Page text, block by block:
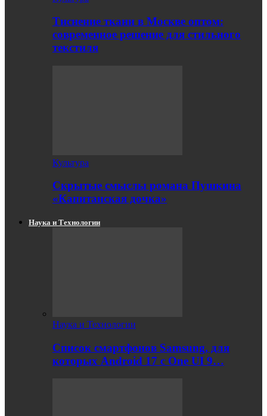
Тиснение ткани в Москве оптом:
современное решение для стильного
текстиля
Культура
Скрытые смыслы романа Пушкина
«Капитанская дочка»
Наука и Технологии
Наука и Технологии
Список смартфонов Samsung, для
которых Android 17 с One UI 9…